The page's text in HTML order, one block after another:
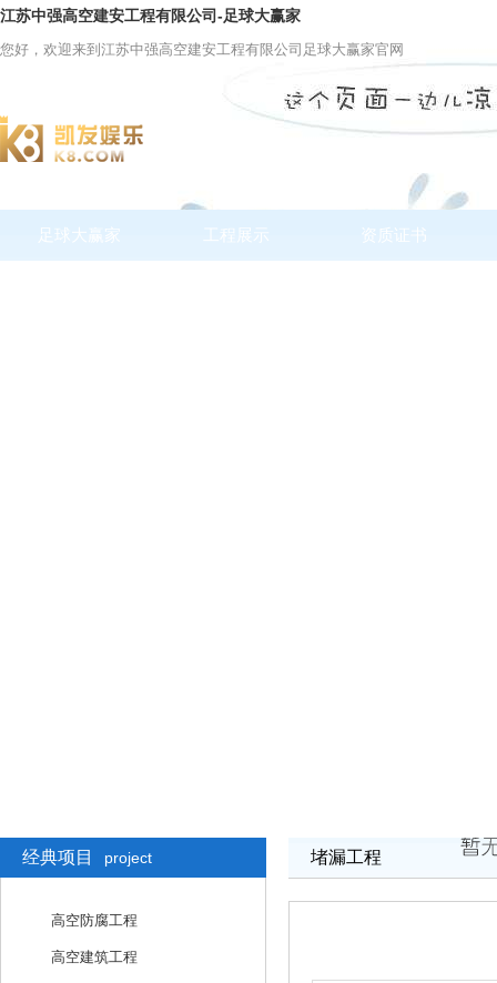
江苏中强高空建安工程有限公司-足球大赢家
您好，欢迎来到江苏中强高空建安工程有限公司足球大赢家官网
足球大赢家 工程展示 资质证书
经典项目 project
高空防腐工程
高空建筑工程
堵漏工程